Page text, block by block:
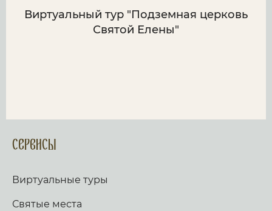
Виртуальный тур "Подземная церковь
Святой Елены"
Сервисы
Виртуальные туры
Святые места